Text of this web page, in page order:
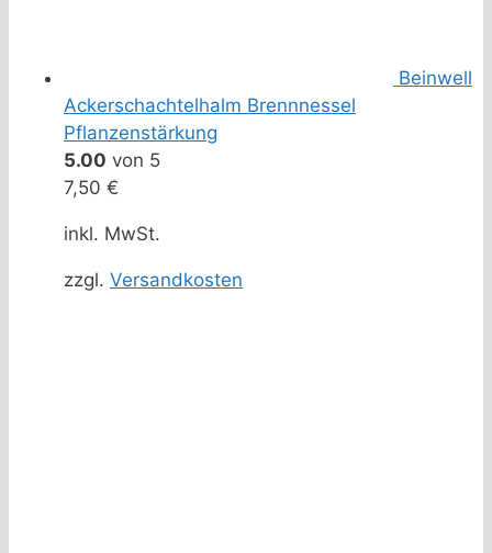
Beinwell
Ackerschachtelhalm Brennnessel
Pflanzenstärkung
5.00 von 5
7,50 €
inkl. MwSt.
zzgl. Versandkosten